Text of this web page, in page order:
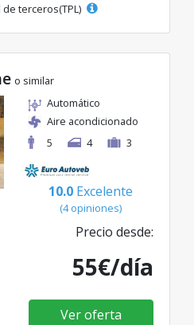
terceros(TPL)
o similar
Automático
Aire acondicionado
5
4 3
10.0 Excelente
(4 opiniones)
Precio desde:
55€/día
Ver oferta